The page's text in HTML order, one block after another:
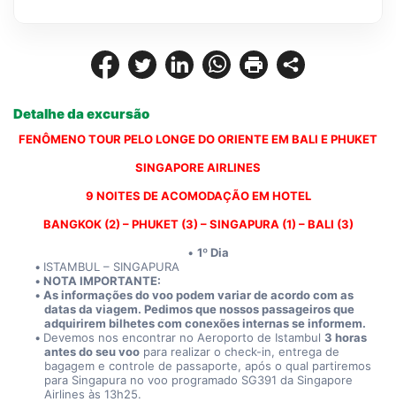
Detalhe da excursão
FENÔMENO TOUR PELO LONGE DO ORIENTE EM BALI E PHUKET
SINGAPORE AIRLINES
9 NOITES DE ACOMODAÇÃO EM HOTEL
BANGKOK (2) – PHUKET (3) – SINGAPURA (1) – BALI (3)
1º Dia
ISTAMBUL – SINGAPURA
NOTA IMPORTANTE:
As informações do voo podem variar de acordo com as
datas da viagem. Pedimos que nossos passageiros que
adquirirem bilhetes com conexões internas se informem.
Devemos nos encontrar no Aeroporto de Istambul 3 horas
antes do seu voo para realizar o check-in, entrega de
bagagem e controle de passaporte, após o qual partiremos
para Singapura no voo programado SG391 da Singapore
Airlines às 13h25.